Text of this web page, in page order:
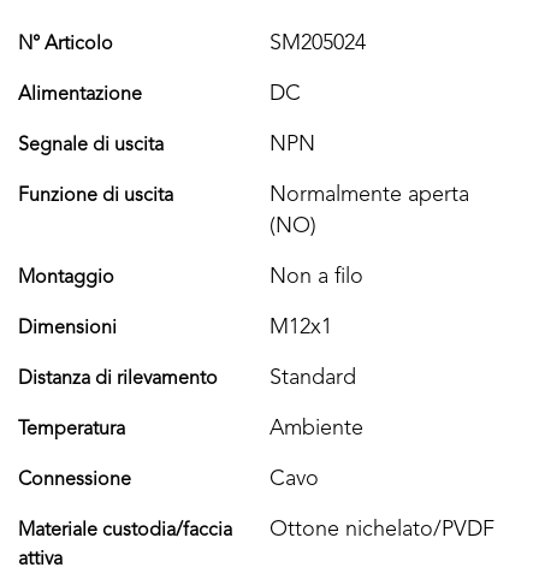
N° Articolo SM205024
Alimentazione DC
Segnale di uscita NPN
Funzione di uscita
Normalmente aperta
(NO)
Montaggio Non a filo
Dimensioni M12x1
Distanza di rilevamento Standard
Temperatura Ambiente
Connessione Cavo
Materiale custodia/faccia
attiva
Ottone nichelato/PVDF